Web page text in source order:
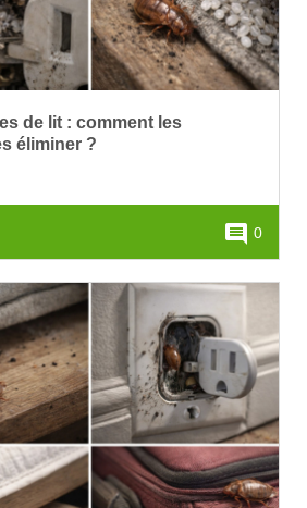
de lit : comment les
éliminer ?
comment 0